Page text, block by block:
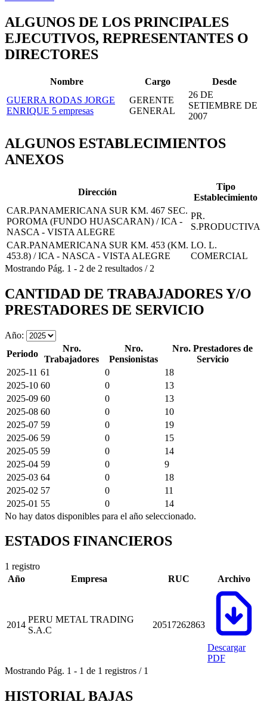
ALGUNOS DE LOS PRINCIPALES
EJECUTIVOS, REPRESENTANTES O
DIRECTORES
Nombre Cargo
Desde
GUERRA RODAS JORGE
ENRIQUE 5 empresas
GERENTE
GENERAL
26 DE
SETIEMBRE DE
2007
ALGUNOS ESTABLECIMIENTOS
ANEXOS
Dirección
Tipo
Establecimiento
CAR.PANAMERICANA SUR KM. 467 SEC.
POROMA (FUNDO HUASCARAN) / ICA -
NASCA - VISTA ALEGRE
PR.
S.PRODUCTIVA
CAR.PANAMERICANA SUR KM. 453 (KM.
453.8) / ICA - NASCA - VISTA ALEGRE
LO. L.
COMERCIAL
Mostrando Pág. 1 - 2 de 2 resultados / 2
CANTIDAD DE TRABAJADORES Y/O
PRESTADORES DE SERVICIO
Año:
Periodo
Nro.
Trabajadores
Nro.
Pensionistas
Nro. Prestadores de
Servicio
2025-11 61 0
18
2025-10 60 0
13
2025-09 60 0
13
2025-08 60 0
10
2025-07 59 0
19
2025-06 59 0
15
2025-05 59 0
14
2025-04 59 0
9
2025-03 64 0
18
2025-02 57 0
11
2025-01 55 0
14
No hay datos disponibles para el año seleccionado.
ESTADOS FINANCIEROS
1 registro
Año
Empresa RUC Archivo
2014
PERU METAL TRADING
S.A.C
20517262863
Descargar
PDF
Mostrando Pág. 1 - 1 de 1 registros / 1
HISTORIAL BAJAS